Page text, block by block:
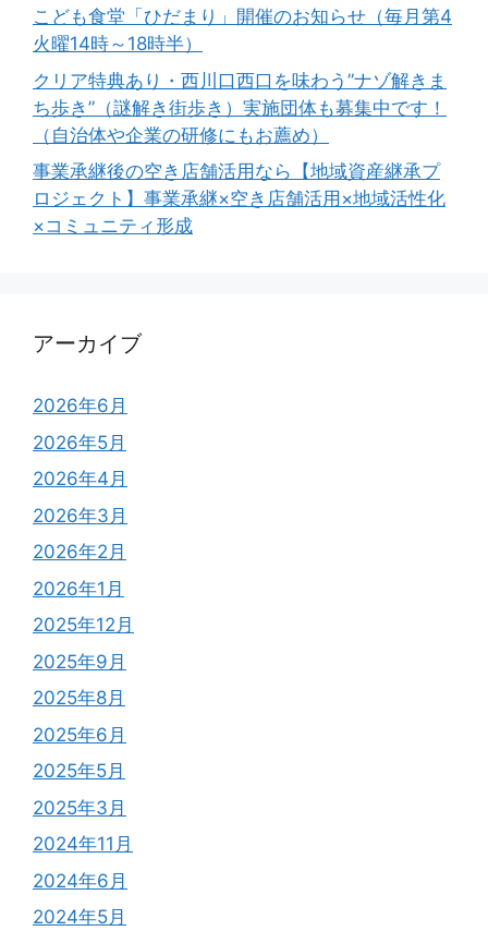
こども食堂「ひだまり」開催のお知らせ（毎月第4
火曜14時～18時半）
クリア特典あり・西川口西口を味わう”ナゾ解きま
ち歩き”（謎解き街歩き）実施団体も募集中です！
（自治体や企業の研修にもお薦め）
事業承継後の空き店舗活用なら【地域資産継承プ
ロジェクト】事業承継×空き店舗活用×地域活性化
×コミュニティ形成
アーカイブ
2026年6月
2026年5月
2026年4月
2026年3月
2026年2月
2026年1月
2025年12月
2025年9月
2025年8月
2025年6月
2025年5月
2025年3月
2024年11月
2024年6月
2024年5月